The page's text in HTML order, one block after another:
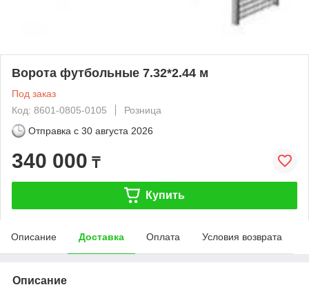
Ворота футбольные 7.32*2.44 м
Под заказ
Код: 8601-0805-0105
Розница
Отправка с 30 августа 2026
340 000 ₸
Купить
Описание Доставка Оплата Условия возврата
Описание